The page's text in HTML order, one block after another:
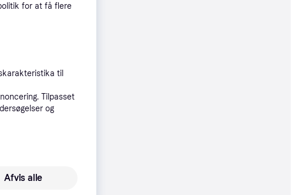
Eller 591 kr./md.
for at få flere
til
Tilpasset
og
Afvis alle